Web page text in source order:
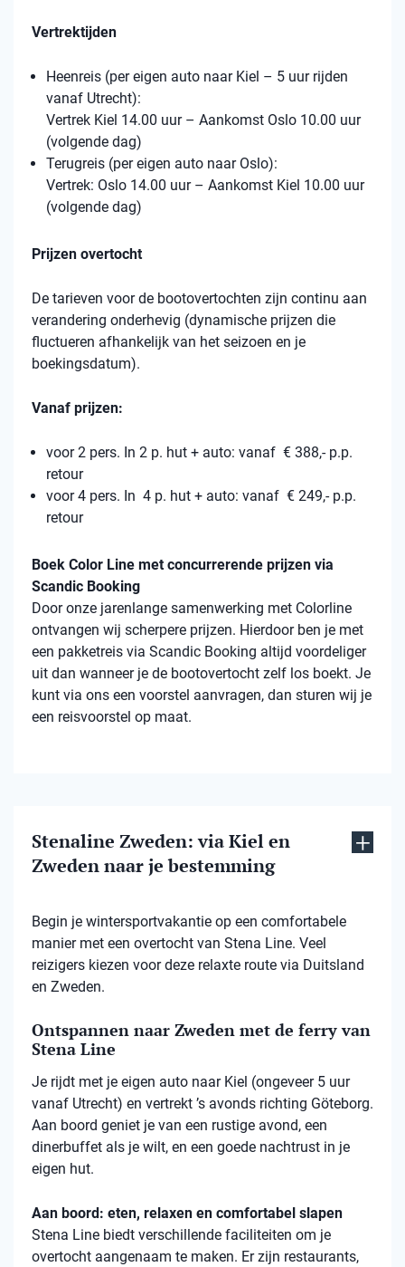
Vertrektijden
Heenreis (per eigen auto naar Kiel – 5 uur rijden
vanaf Utrecht):
Vertrek Kiel 14.00 uur – Aankomst Oslo 10.00 uur
(volgende dag)
Terugreis (per eigen auto naar Oslo):
Vertrek: Oslo 14.00 uur – Aankomst Kiel 10.00 uur
(volgende dag)
Prijzen overtocht
De tarieven voor de bootovertochten zijn continu aan
verandering onderhevig (dynamische prijzen die
fluctueren afhankelijk van het seizoen en je
boekingsdatum).
Vanaf prijzen:
voor 2 pers. In 2 p. hut + auto: vanaf € 388,- p.p.
retour
voor 4 pers. In 4 p. hut + auto: vanaf € 249,- p.p.
retour
Boek Color Line met concurrerende prijzen via
Scandic Booking
Door onze jarenlange samenwerking met Colorline
ontvangen wij scherpere prijzen. Hierdoor ben je met
een pakketreis via Scandic Booking altijd voordeliger
uit dan wanneer je de bootovertocht zelf los boekt. Je
kunt via ons een voorstel aanvragen, dan sturen wij je
een reisvoorstel op maat.
Stenaline Zweden: via Kiel en
Zweden naar je bestemming
Begin je wintersportvakantie op een comfortabele
manier met een overtocht van Stena Line. Veel
reizigers kiezen voor deze relaxte route via Duitsland
en Zweden.
Ontspannen naar Zweden met de ferry van
Stena Line
Je rijdt met je eigen auto naar Kiel (ongeveer 5 uur
vanaf Utrecht) en vertrekt ’s avonds richting Göteborg.
Aan boord geniet je van een rustige avond, een
dinerbuffet als je wilt, en een goede nachtrust in je
eigen hut.
Aan boord: eten, relaxen en comfortabel slapen
Stena Line biedt verschillende faciliteiten om je
overtocht aangenaam te maken. Er zijn restaurants,